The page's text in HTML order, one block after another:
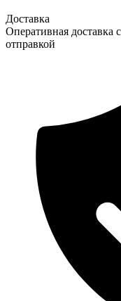
Доставка
Оперативная доставка
отправкой